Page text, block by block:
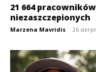
21 664
niezaszczepionych
Marzena Mavridis - 26